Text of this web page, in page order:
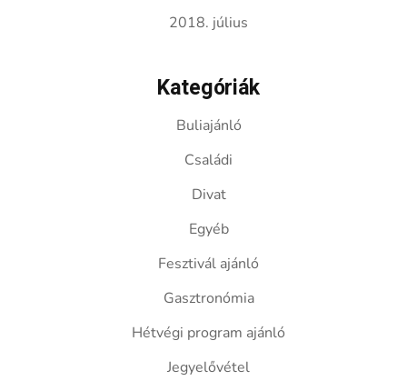
2018. július
Kategóriák
Buliajánló
Családi
Divat
Egyéb
Fesztivál ajánló
Gasztronómia
Hétvégi program ajánló
Jegyelővétel